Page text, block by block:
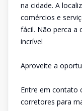
na cidade. A
comércios e
fácil. Não perca a
incrível
Aproveite a
Entre em contato
corretores para